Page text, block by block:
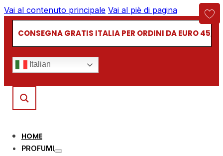
Vai al contenuto principale Vai al piè di pagina
CONSEGNA GRATIS ITALIA PER ORDINI DA EURO
Italian
HOME
PROFUMI